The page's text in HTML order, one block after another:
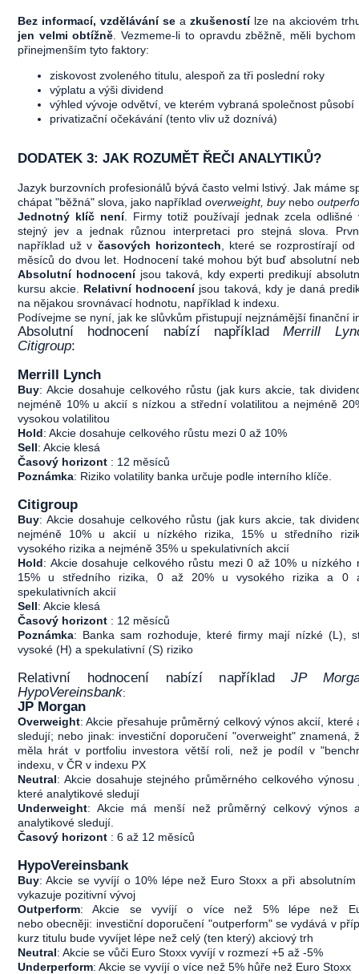
Bez informací, vzdělávání se a zkušenostílze na akciovém
jen velmi obtížně . Vezmeme-li to opravdu zběžně, měli
přinejmenším tyto faktory:
ziskovost zvoleného titulu, alespoň za tři poslední roky
výplatu a výši dividend
výhled vývoje odvětví, ve kterém vybraná společnost působí
privatizační očekávání (tento vliv už doznívá)
DODATEK 3: JAK ROZUMĚT ŘEČI ANALYTIKŮ?
Jazyk burzovních profesionálů bývá často velmi lstivý. Jak máme
chápat "běžná" slova, jako například overweight, buy nebo
Jednotný klíč není. Firmy totiž používají jednak zcela odlišné
stejný jev a jednak různou interpretaci pro stejná slova.
například už v časových horizontech , které se rozprostírají
měsíců do dvou let. Hodnocení také mohou být buď absolutní
Absolutní hodnoceníjsou taková, kdy experti predikují
kursu akcie. Relativní hodnoceníjsou taková, kdy je daná
na nějakou srovnávací hodnotu, například k indexu.
Podívejme se nyní, jak ke slůvkům přistupují nejznámější finanční
Absolutní hodnocení nabízí napříkladMerrill
Citigroup:
Merrill Lynch
Buy: Akcie dosahuje celkového růstu (jak kurs akcie, tak
nejméně 10% u akcií s nízkou a střední volatilitou a nejméně
vysokou volatilitou
Hold: Akcie dosahuje celkového růstu mezi 0 až 10%
Sell: Akcie klesá
Časový horizont : 12 měsíců
Poznámka: Riziko volatility banka určuje podle interního klíče.
Citigroup
Buy: Akcie dosahuje celkového růstu (jak kurs akcie, tak
nejméně 10% u akcií u nízkého rizika, 15% u středního
vysokého rizika a nejméně 35% u spekulativních akcií
Hold: Akcie dosahuje celkového růstu mezi 0 až 10% u nízkého
15% u středního rizika, 0 až 20% u vysokého rizika a 0
spekulativních akcií
Sell: Akcie klesá
Časový horizont : 12 měsíců
Poznámka: Banka sam rozhoduje, které firmy mají nízké (L),
vysoké (H) a spekulativní (S) riziko
Relativní hodnocení nabízí napříkladJP
HypoVereinsbank:
JP Morgan
Overweight: Akcie přesahuje průměrný celkový výnos akcií, které
sledují; nebo jinak: investiční doporučení "overweight" znamená,
měla hrát v portfoliu investora větší roli, než je podíl v
indexu, v ČR v indexu PX
Neutral: Akcie dosahuje stejného průměrného celkového výnosu
které analytikové sledují
Underweight: Akcie má menší než průměrný celkový výnos
analytikové sledují.
Časový horizont : 6 až 12 měsíců
HypoVereinsbank
Buy: Akcie se vyvíjí o 10% lépe než Euro Stoxx a při absolutním
vykazuje pozitivní vývoj
Outperform: Akcie se vyvíjí o více než 5% lépe než
nebo obecněji: investiční doporučení "outperform" se vydává v
kurz titulu bude vyvíjet lépe než celý (ten který) akciový trh
Neutral: Akcie se vůči Euro Stoxx vyvíjí v rozmezí +5 až -5%
Underperform: Akcie se vyvíjí o více než 5% hůře než Euro Stoxx